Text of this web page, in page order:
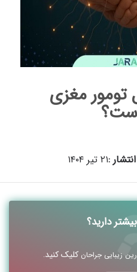
تومور مغزی
:۲۱ تیر ۱۴۰۴
دارید؟
زیبایی جراحان کلیک کنید.